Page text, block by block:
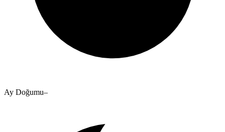
Ay Doğumu–